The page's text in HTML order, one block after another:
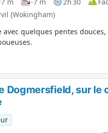
(Wokingham)
avec quelques pentes douces,
Dogmersfield, sur le